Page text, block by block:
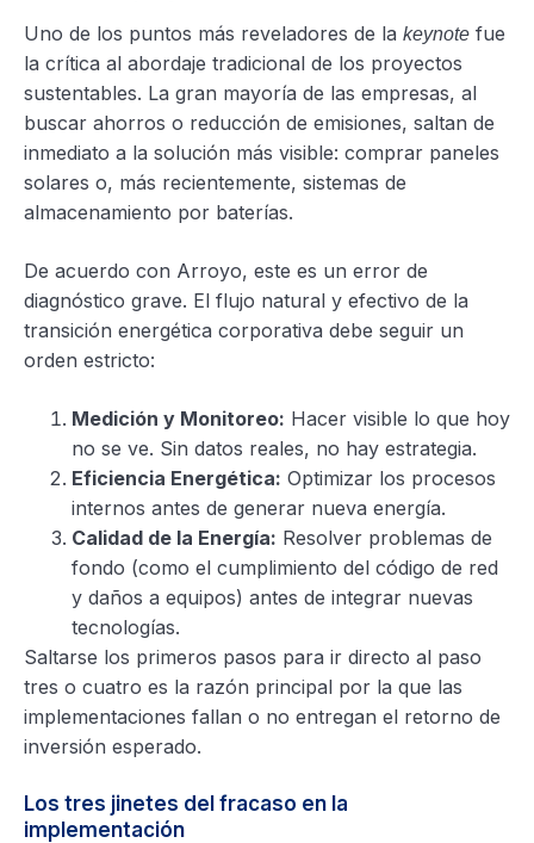
Uno de los puntos más reveladores de la keynote fue
la crítica al abordaje tradicional de los proyectos
sustentables. La gran mayoría de las empresas, al
buscar ahorros o reducción de emisiones, saltan de
inmediato a la solución más visible: comprar paneles
solares o, más recientemente, sistemas de
almacenamiento por baterías.
De acuerdo con Arroyo, este es un error de
diagnóstico grave. El flujo natural y efectivo de la
transición energética corporativa debe seguir un
orden estricto:
Medición y Monitoreo: Hacer visible lo que hoy
no se ve. Sin datos reales, no hay estrategia.
Eficiencia Energética: Optimizar los procesos
internos antes de generar nueva energía.
Calidad de la Energía: Resolver problemas de
fondo (como el cumplimiento del código de red
y daños a equipos) antes de integrar nuevas
tecnologías.
Saltarse los primeros pasos para ir directo al paso
tres o cuatro es la razón principal por la que las
implementaciones fallan o no entregan el retorno de
inversión esperado.
Los tres jinetes del fracaso en la
implementación